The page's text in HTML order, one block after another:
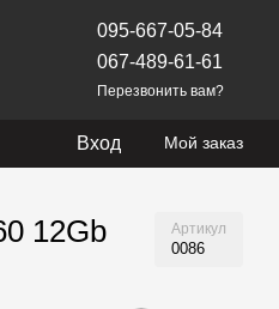
095-667-05-84
067-489-61-61
Перезвонить вам?
Вход Мой заказ
12Gb Артикул
0086